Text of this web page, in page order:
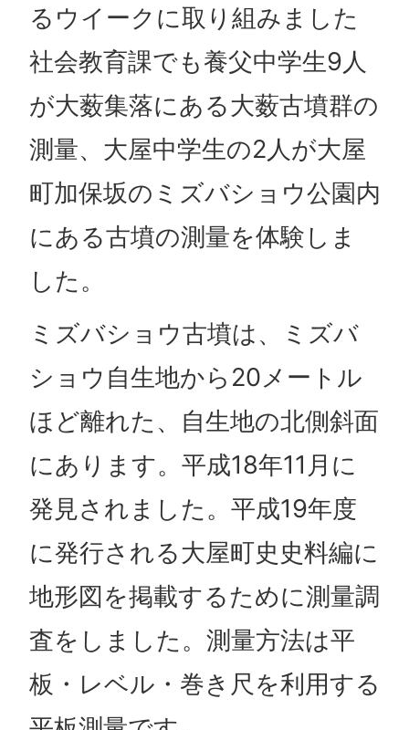
るウイークに取り組みました
社会教育課でも養父中学生9人
が大薮集落にある大薮古墳群の
測量、大屋中学生の2人が大屋
町加保坂のミズバショウ公園内
にある古墳の測量を体験しま
した。
ミズバショウ古墳は、ミズバ
ショウ自生地から20メートル
ほど離れた、自生地の北側斜面
にあります。平成18年11月に
発見されました。平成19年度
に発行される大屋町史史料編に
地形図を掲載するために測量調
査をしました。測量方法は平
板・レベル・巻き尺を利用する